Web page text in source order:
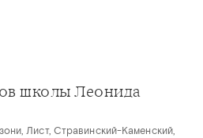
школы Леонида
Лист, Стравинский-Каменский,